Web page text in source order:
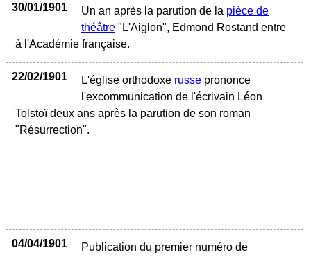
30/01/1901 Un an après la parution de la pièce de
théâtre "L'Aiglon", Edmond Rostand entre
à l'Académie française.
22/02/1901 L'église orthodoxe russe prononce
l'excommunication de l'écrivain Léon
Tolstoï deux ans après la parution de son roman
"Résurrection".
04/04/1901
Publication du premier numéro de